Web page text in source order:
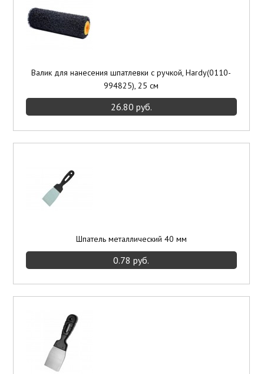
Валик для нанесения шпатлевки с ручкой, Hardy(0110-
994825), 25 см
26.80 руб.
Шпатель металлический 40 мм
0.78 руб.